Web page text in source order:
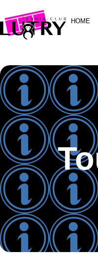
HOME